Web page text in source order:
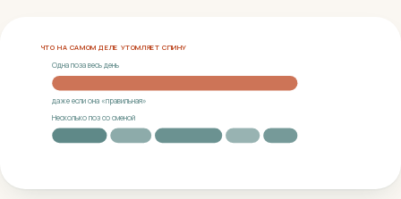
ЧТО НА САМОМ ДЕЛЕ УТОМЛЯЕТ СПИНУ
Одна поза весь день
даже если она «правильная»
Несколько поз со сменой